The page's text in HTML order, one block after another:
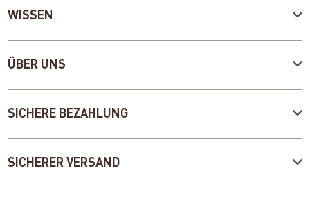
WISSEN
ÜBER UNS
SICHERE BEZAHLUNG
SICHERER VERSAND